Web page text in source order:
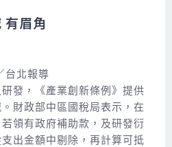
有眉角
台北報導
發，《產業創新條例》提供
財政部中區國稅局表示，在
領有政府補助款，及研發衍
出金額中剔除，再計算可抵